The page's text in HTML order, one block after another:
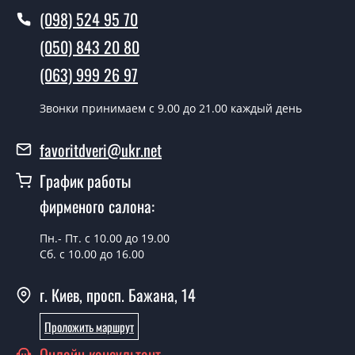
день.
Можно на сегодня вызвать
замерщика?
Да можно.
входные?
Да, мы имеем большой ассортимент готовых входных
дверей.
Какая стоимость самых дешевых
входных дверей?
Нужны двери входные эконом
класса, что посоветуете?
(098) 524 95 70
(050) 843 20 80
(063) 999 26 97
Звонки принимаем c 9.00 до 21.00 каждый день
favoritdveri@ukr.net
График работы
фирменого салона:
Пн.- Пт. с 10.00 до 19.00
Сб. с 10.00 до 16.00
г. Киев, просп. Бажана, 14
Проложить маршрут